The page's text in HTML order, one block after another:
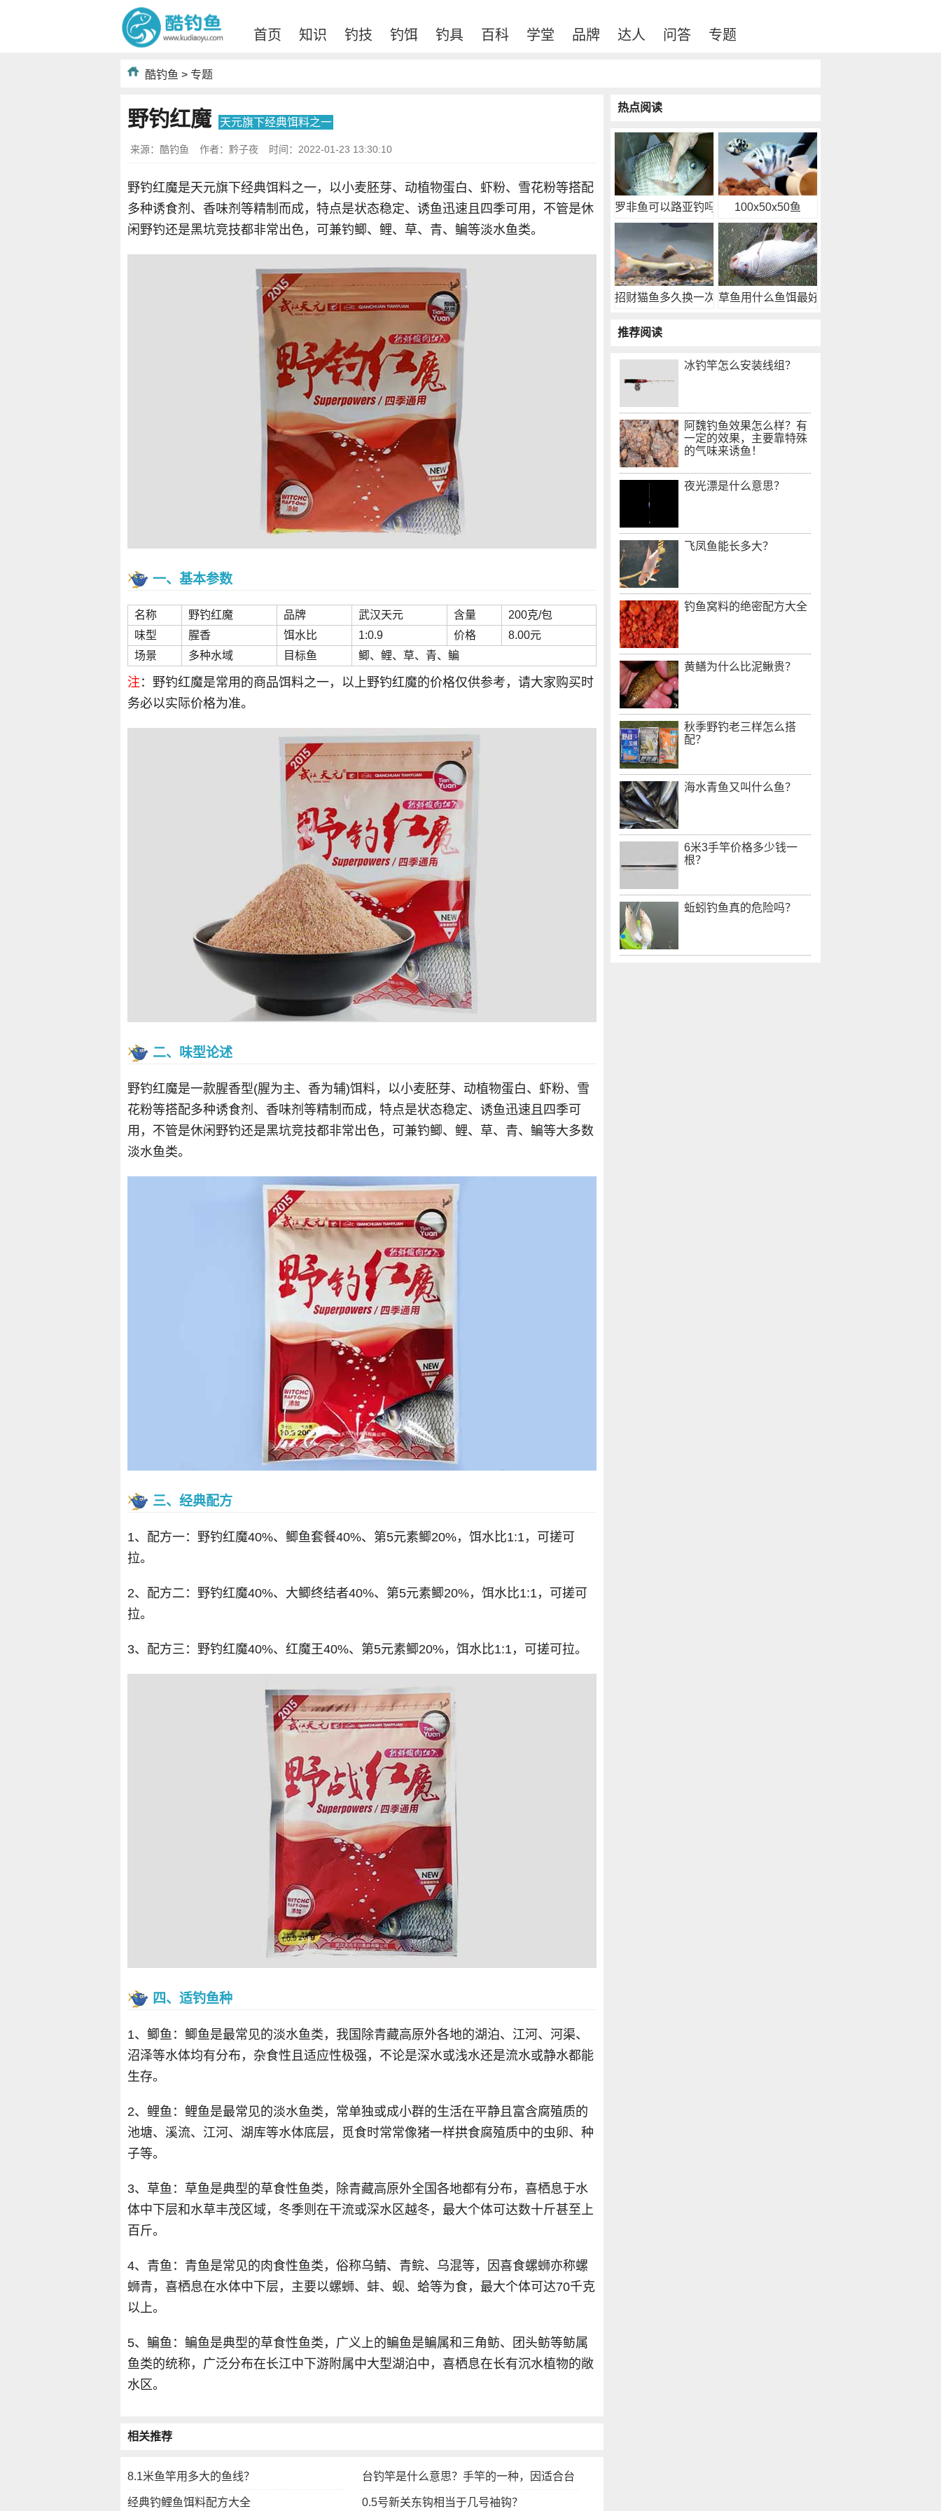
首页 知识 钓技 钓饵 钓具 百科 学堂 品牌 达人 问答 专题
酷钓鱼 > 专题
野钓红魔 天元旗下经典饵料之一
来源：酷钓鱼 作者：黔子夜 时间：2022-01-23 13:30:10
野钓红魔是天元旗下经典饵料之一，以小麦胚芽、动植物蛋白、虾粉、雪花粉等搭配
多种诱食剂、香味剂等精制而成，特点是状态稳定、诱鱼迅速且四季可用，不管是休
闲野钓还是黑坑竞技都非常出色，可兼钓鲫、鲤、草、青、鳊等淡水鱼类。
一、基本参数
名称 野钓红魔 品牌 武汉天元 含量
200克/包
味型
腥香 饵水比 1:0.9 价格
8.00元
场景
多种水域 目标鱼 鲫、鲤、草、青、鳊
注 ：野钓红魔是常用的商品饵料之一，以上野钓红魔的价格仅供参考，请大家购买时
务必以实际价格为准。
二、味型论述
野钓红魔是一款腥香型(腥为主、香为辅)饵料，以小麦胚芽、动植物蛋白、虾粉、雪
花粉等搭配多种诱食剂、香味剂等精制而成，特点是状态稳定、诱鱼迅速且四季可
用，不管是休闲野钓还是黑坑竞技都非常出色，可兼钓鲫、鲤、草、青、鳊等大多数
淡水鱼类。
三、经典配方
1、配方一：野钓红魔40%、鲫鱼套餐40%、第5元素鲫20%，饵水比1:1，可搓可
拉。
2、配方二：野钓红魔40%、大鲫终结者40%、第5元素鲫20%，饵水比1:1，可搓可
拉。
3、配方三：野钓红魔40%、红魔王40%、第5元素鲫20%，饵水比1:1，可搓可拉。
四、适钓鱼种
1、鲫鱼：鲫鱼是最常见的淡水鱼类，我国除青藏高原外各地的湖泊、江河、河渠、
沼泽等水体均有分布，杂食性且适应性极强，不论是深水或浅水还是流水或静水都能
生存。
2、鲤鱼：鲤鱼是最常见的淡水鱼类，常单独或成小群的生活在平静且富含腐殖质的
池塘、溪流、江河、湖库等水体底层，觅食时常常像猪一样拱食腐殖质中的虫卵、种
子等。
3、草鱼：草鱼是典型的草食性鱼类，除青藏高原外全国各地都有分布，喜栖息于水
体中下层和水草丰茂区域，冬季则在干流或深水区越冬，最大个体可达数十斤甚至上
百斤。
4、青鱼：青鱼是常见的肉食性鱼类，俗称乌鲭、青鲩、乌混等，因喜食螺蛳亦称螺
蛳青，喜栖息在水体中下层，主要以螺蛳、蚌、蚬、蛤等为食，最大个体可达70千克
以上。
5、鳊鱼：鳊鱼是典型的草食性鱼类，广义上的鳊鱼是鳊属和三角鲂、团头鲂等鲂属
鱼类的统称，广泛分布在长江中下游附属中大型湖泊中，喜栖息在长有沉水植物的敞
水区。
相关推荐
8.1米鱼竿用多大的鱼线？ 台钓竿是什么意思？手竿的一种，因适合台
经典钓鲤鱼饵料配方大全 0.5号新关东钩相当于几号袖钩？
热点阅读
罗非鱼可以路亚钓吗？ 100x50x50鱼
招财猫鱼多久换一次水草鱼用什么鱼饵最好钓
推荐阅读
冰钓竿怎么安装线组？
阿魏钓鱼效果怎么样？有
一定的效果，主要靠特殊
的气味来诱鱼！
夜光漂是什么意思？
飞凤鱼能长多大？
钓鱼窝料的绝密配方大全
黄鳝为什么比泥鳅贵？
秋季野钓老三样怎么搭
配？
海水青鱼又叫什么鱼？
6米3手竿价格多少钱一
根？
蚯蚓钓鱼真的危险吗？